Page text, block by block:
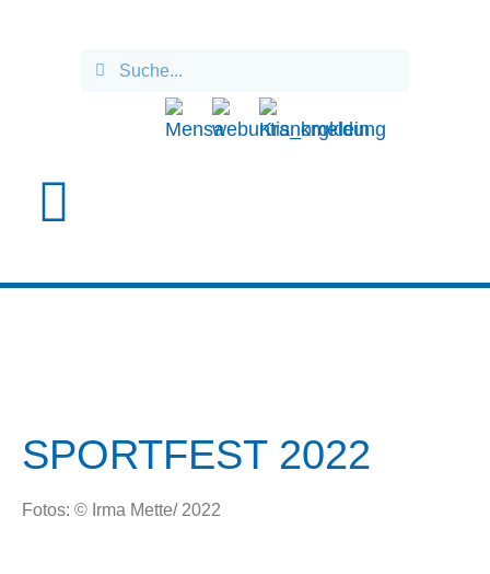
SPORTFEST 2022
Fotos: © Irma Mette/ 2022